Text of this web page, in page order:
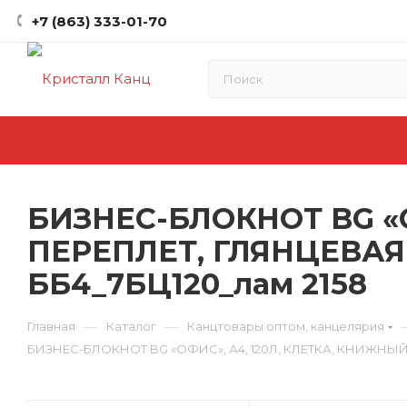
+7 (863) 333-01-70
БИЗНЕС-БЛОКНОТ BG
ПЕРЕПЛЕТ,
ББ4_7БЦ120_лам 2158
Главная — Каталог — Канцтовары оптом, канцелярия
БИЗНЕС-БЛОКНОТ BG «ОФИС», А4, 120Л, КЛЕТКА,